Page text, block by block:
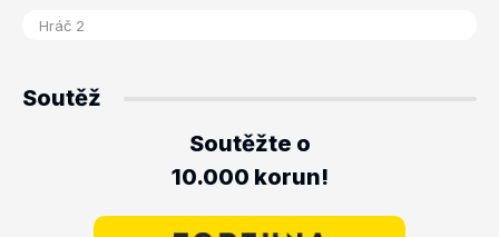
Soutěž
Soutěžte o
10.000 korun!